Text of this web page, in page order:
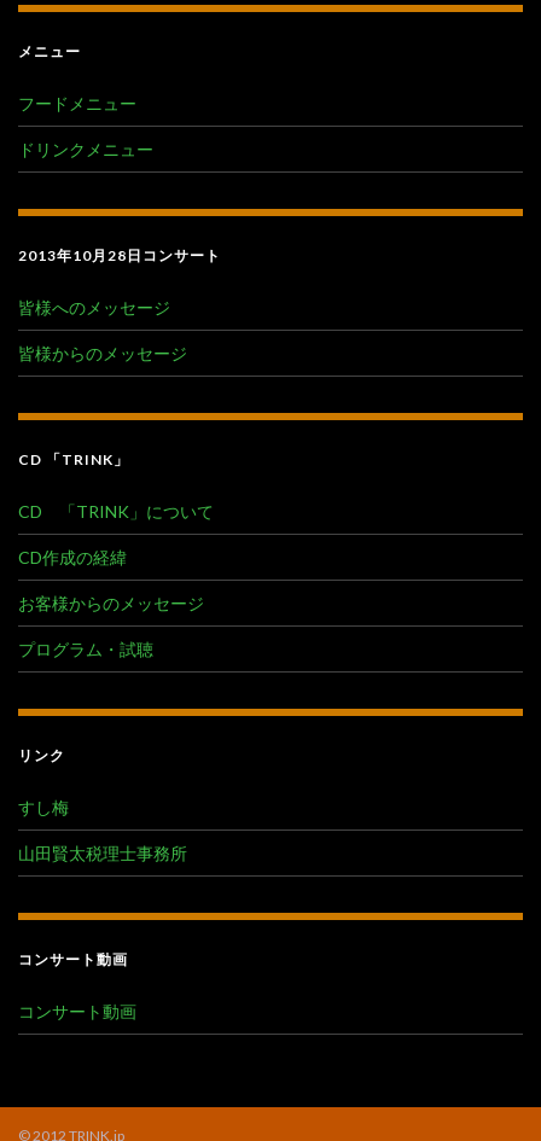
メニュー
フードメニュー
ドリンクメニュー
2013年10月28日コンサート
皆様へのメッセージ
皆様からのメッセージ
CD 「TRINK」
CD 「TRINK」について
CD作成の経緯
お客様からのメッセージ
プログラム・試聴
リンク
すし梅
山田賢太税理士事務所
コンサート動画
コンサート動画
© 2012 TRINK.jp